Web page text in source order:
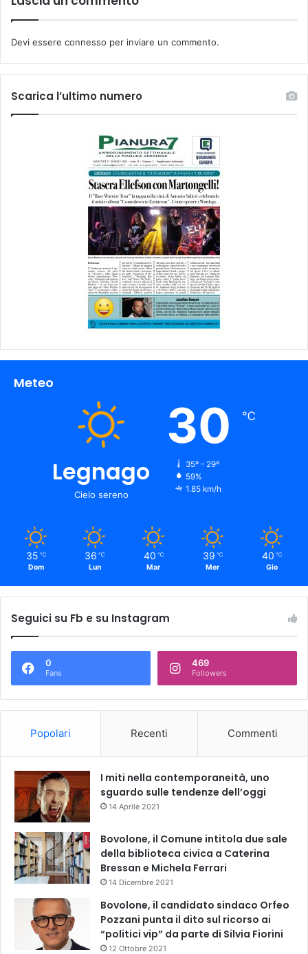
Devi essere connesso per inviare un commento.
Scarica l’ultimo numero
Meteo
Legnago
Cielo sereno
30 ℃
35º - 29º
59%
1.85 km/h
35 ℃
Dom
36 ℃
Lun
40 ℃
Mar
39 ℃
Mer
40 ℃
Gio
Seguici su Fb e su Instagram
0
Fans
469
Followers
Popolari Recenti Commenti
I miti nella contemporaneità, uno
sguardo sulle tendenze dell’oggi
14 Aprile 2021
Bovolone, il Comune intitola due sale
della biblioteca civica a Caterina
Bressan e Michela Ferrari
14 Dicembre 2021
Bovolone, il candidato sindaco Orfeo
Pozzani punta il dito sul ricorso ai
“politici vip” da parte di Silvia Fiorini
12 Ottobre 2021